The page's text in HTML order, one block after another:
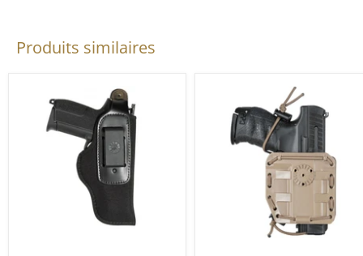
Produits similaires